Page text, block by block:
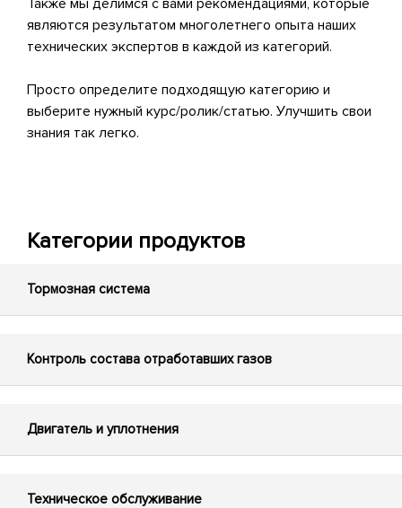
Также мы делимся с вами рекомендациями, которые
являются результатом многолетнего опыта наших
технических экспертов в каждой из категорий.
Просто определите подходящую категорию и
выберите нужный курс/ролик/статью. Улучшить свои
знания так легко.
Категории продуктов
Тормозная система
Контроль состава отработавших газов
Двигатель и уплотнения
Техническое обслуживание